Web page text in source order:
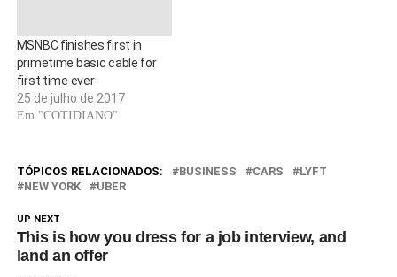
MSNBC finishes first in
primetime basic cable for
first time ever
25 de julho de 2017
Em "COTIDIANO"
TÓPICOS RELACIONADOS: BUSINESS CARS
LYFT
NEW YORK
UBER
UP NEXT
This is how you dress for a job interview, and
land an offer